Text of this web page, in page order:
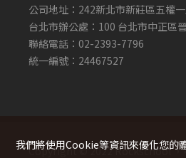
公司地址：242新北市新莊區五權
台北市辦公處：100 台北市中正區
聯絡電話：02-2393-7796
統一編號：24467527
Copyright © 2022 Rockschool ，
我們將使用cookie等資訊來優化您的